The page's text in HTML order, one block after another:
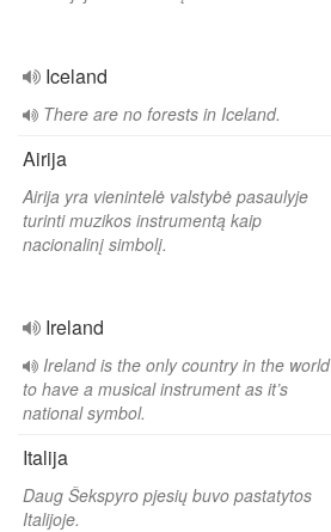
Iceland
There are no forests in Iceland.
Airija
Airija yra vienintelė valstybė pasaulyje
turinti muzikos instrumentą kaip
nacionalinį simbolį.
Ireland
Ireland is the only country in the world
to have a musical instrument as it’s
national symbol.
Italija
Daug Šekspyro pjesių buvo pastatytos
Italijoje.